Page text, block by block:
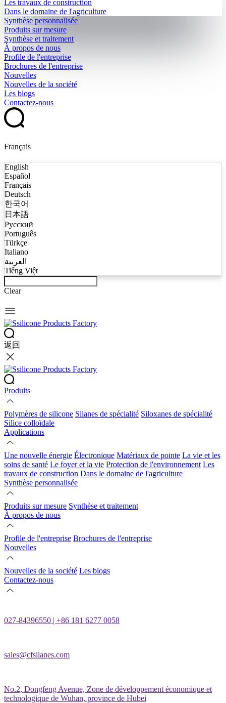
Les travaux de construction
Dans le domaine de l'agriculture
Synthèse personnalisée
Produits sur mesure
Synthèse et traitement
À propos de nous
Profile de l'entreprise
Brochures de l'entreprise
Nouvelles
Nouvelles de la société
Les blogs
Contactez-nous
Français
English
Español
Français
Deutsch
한국어
日本語
Русский
Português
Türkçe
Italiano
العربية
Tiếng Việt
Clear
返回
Produits
Polymères de silicone Silanes de spécialité Siloxanes de spécialité
Silice colloïdale
Applications
Une nouvelle énergie Électronique Matériaux de pointe La vie et les
soins de santé Le foyer et la vie Protection de l'environnement Les
travaux de construction Dans le domaine de l'agriculture
Synthèse personnalisée
Produits sur mesure Synthèse et traitement
À propos de nous
Profile de l'entreprise Brochures de l'entreprise
Nouvelles
Nouvelles de la société Les blogs
Contactez-nous
027-84396550 | +86 181 6277 0058
sales@cfsilanes.com
No.2, Dongfeng Avenue, Zone de développement économique et
technologique de Wuhan, province de Hubei